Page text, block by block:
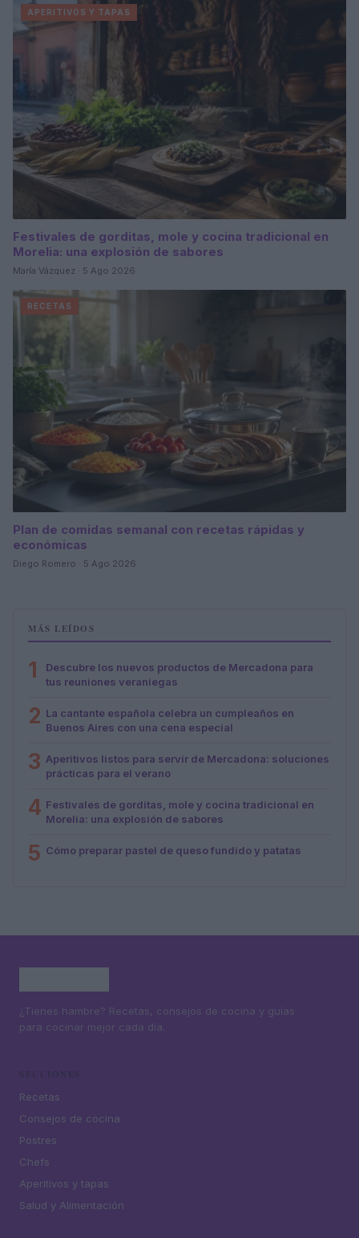
APERITIVOS Y TAPAS
Festivales de gorditas, mole y cocina tradicional en
Morelia: una explosión de sabores
María Vázquez · 5 Ago 2026
RECETAS
Plan de comidas semanal con recetas rápidas y
económicas
Diego Romero · 5 Ago 2026
MÁS LEÍDOS
1
Descubre los nuevos productos de Mercadona para
tus reuniones veraniegas
2 La cantante española celebra un cumpleaños en
Buenos Aires con una cena especial
3 Aperitivos listos para servir de Mercadona: soluciones
prácticas para el verano
4 Festivales de gorditas, mole y cocina tradicional en
Morelia: una explosión de sabores
5 Cómo preparar pastel de queso fundido y patatas
¿Tienes hambre? Recetas, consejos de cocina y guías
para cocinar mejor cada día.
Recetas
Consejos de cocina
Postres
Chefs
Aperitivos y tapas
Salud y Alimentación